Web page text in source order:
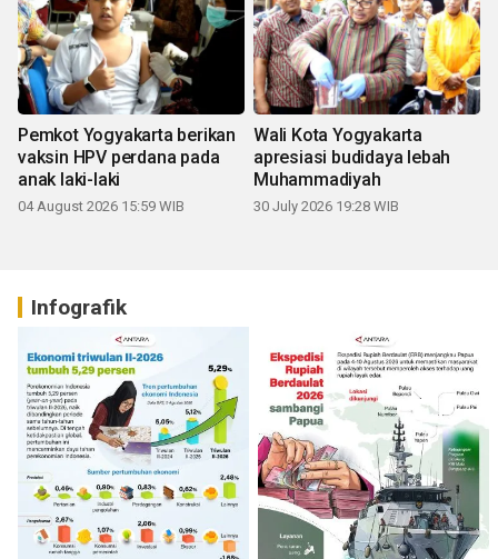
Pemkot Yogyakarta berikan
vaksin HPV perdana pada
anak laki-laki
04 August 2026 15:59 WIB
Wali Kota Yogyakarta
apresiasi budidaya lebah
Muhammadiyah
30 July 2026 19:28 WIB
Infografik